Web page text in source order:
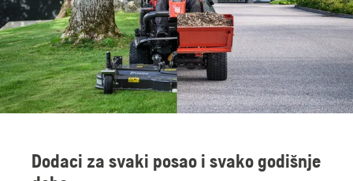
Dodaci za svaki posao i svako godišnje